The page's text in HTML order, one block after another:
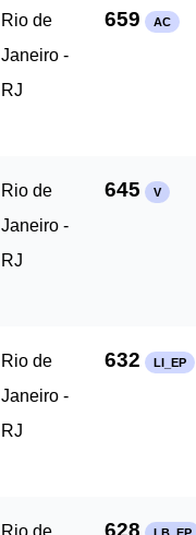
Rio de
Janeiro -
RJ
659 AC
Rio de
Janeiro -
RJ
645 V
Rio de
Janeiro -
RJ
632 LI_EP
Rio de 628